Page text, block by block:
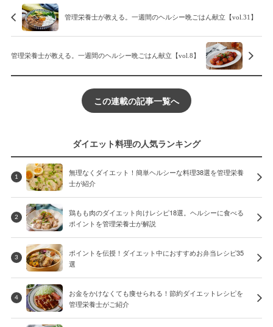
管理栄養士が教える。一週間のヘルシー晩ごはん献立【vol.31】
管理栄養士が教える。一週間のヘルシー晩ごはん献立【vol.8】
この連載の記事一覧へ
ダイエット料理の人気ランキング
1
無理なくダイエット！簡単ヘルシーな料理38選を管理栄養
士が紹介
2
鶏もも肉のダイエット向けレシピ18選。ヘルシーに食べる
ポイントを管理栄養士が解説
3
ポイントを伝授！ダイエット中におすすめお弁当レシピ35
選
4
お金をかけなくても痩せられる！節約ダイエットレシピを
管理栄養士がご紹介